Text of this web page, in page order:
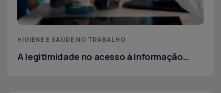
HIGIENE E SAÚDE NO TRABALHO
A legitimidade no acesso à informação